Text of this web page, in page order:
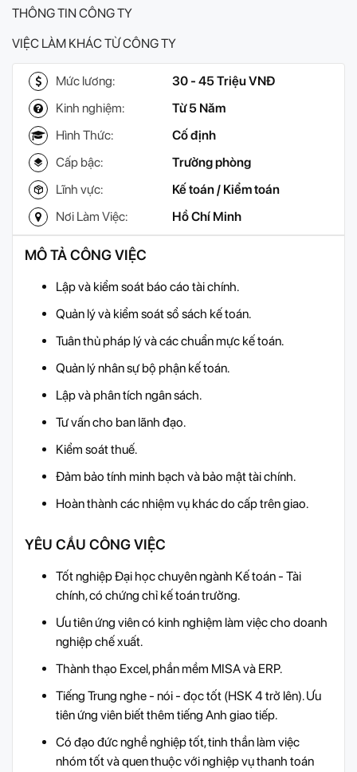
THÔNG TIN CÔNG TY
VIỆC LÀM KHÁC TỪ CÔNG TY
Mức lương:
30 - 45 Triệu VNĐ
Kinh nghiệm:
Từ 5 Năm
Hình Thức:
Cố định
Cấp bậc:
Trưởng phòng
Lĩnh vực:
Kế toán / Kiểm toán
Nơi Làm Việc:
Hồ Chí Minh
MÔ TẢ CÔNG VIỆC
Lập và kiểm soát báo cáo tài chính.
Quản lý và kiểm soát sổ sách kế toán.
Tuân thủ pháp lý và các chuẩn mực kế toán.
Quản lý nhân sự bộ phận kế toán.
Lập và phân tích ngân sách.
Tư vấn cho ban lãnh đạo.
Kiểm soát thuế.
Đảm bảo tính minh bạch và bảo mật tài chính.
Hoàn thành các nhiệm vụ khác do cấp trên giao.
YÊU CẦU CÔNG VIỆC
Tốt nghiệp Đại học chuyên ngành Kế toán - Tài
chính, có chứng chỉ kế toán trưởng.
Ưu tiên ứng viên có kinh nghiệm làm việc cho doanh
nghiệp chế xuất.
Thành thạo Excel, phần mềm MISA và ERP.
Tiếng Trung nghe - nói - đọc tốt (HSK 4 trở lên). Ưu
tiên ứng viên biết thêm tiếng Anh giao tiếp.
Có đạo đức nghề nghiệp tốt, tinh thần làm việc
nhóm tốt và quen thuộc với nghiệp vụ thanh toán